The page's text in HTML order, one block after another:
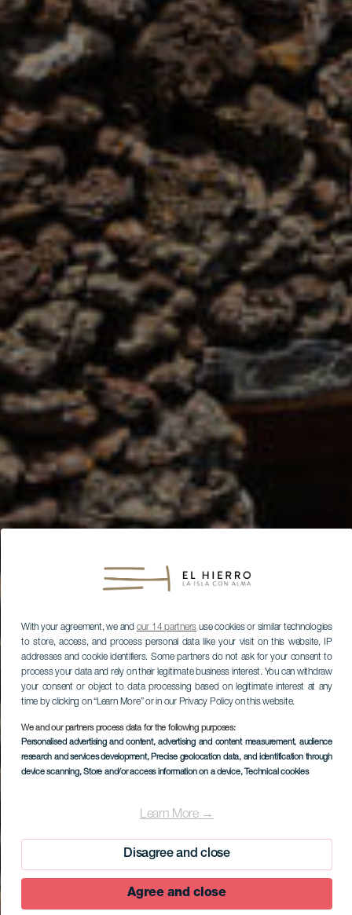
With your agreement, we and our 14 partners use cookies or similar technologies
to store, access, and process personal data like your visit on this website, IP
addresses and cookie identifiers. Some partners do not ask for your consent to
process your data and rely on their legitimate business interest. You can withdraw
your consent or object to data processing based on legitimate interest at any
time by clicking on “Learn More” or in our Privacy Policy on this website.
We and our partners process data for the following purposes:
Personalised advertising and content, advertising and content measurement, audience
research and services development, Precise geolocation data, and identification through
device scanning, Store and/or access information on a device, Technical cookies
Learn More →
Disagree and close
Agree and close